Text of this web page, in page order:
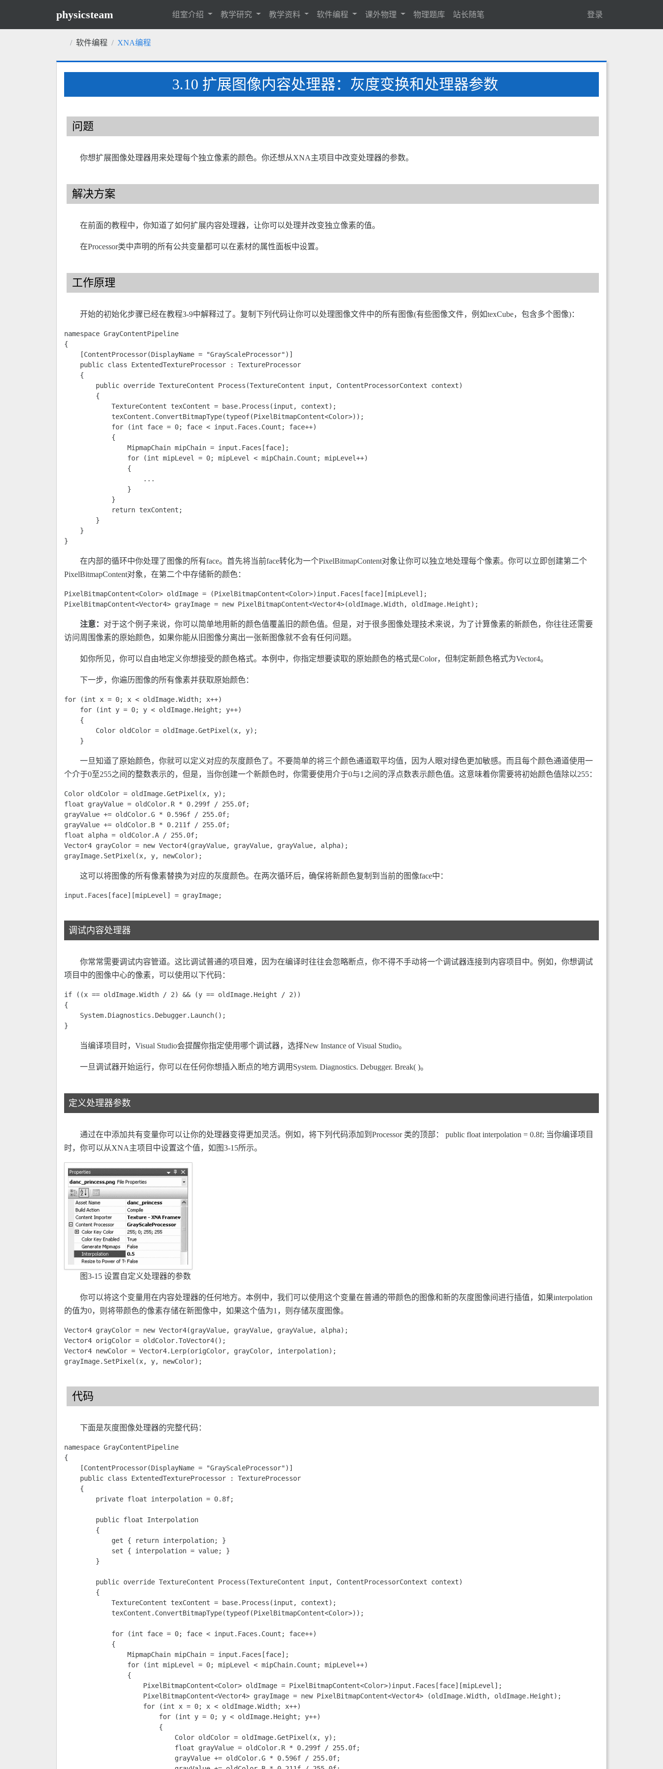
physicsteam 组室介绍 教学研究 教学资料 软件编程 课外物理 物理题库 站长随笔 登录
软件编程 XNA编程
3.10 扩展图像内容处理器：灰度变换和处理器参数
问题
你想扩展图像处理器用来处理每个独立像素的颜色。你还想从XNA主项目中改变处理器的参数。
解决方案
在前面的教程中，你知道了如何扩展内容处理器，让你可以处理并改变独立像素的值。
在Processor类中声明的所有公共变量都可以在素材的属性面板中设置。
工作原理
开始的初始化步骤已经在教程3-9中解释过了。复制下列代码让你可以处理图像文件中的所有图像(有些图像文件，例如texCube，包含多个图像)：
namespace GrayContentPipeline
{
    [ContentProcessor(DisplayName = "GrayScaleProcessor")]
    public class ExtentedTextureProcessor : TextureProcessor
    {
        public override TextureContent Process(TextureContent input, ContentProcessorContext context)
        {
            TextureContent texContent = base.Process(input, context);
            texContent.ConvertBitmapType(typeof(PixelBitmapContent<Color>));
            for (int face = 0; face < input.Faces.Count; face++)
            {
                MipmapChain mipChain = input.Faces[face];
                for (int mipLevel = 0; mipLevel < mipChain.Count; mipLevel++)
                {
                    ...
                }
            }
            return texContent;
        }
    }
}
在内部的循环中你处理了图像的所有face。首先将当前face转化为一个PixelBitmapContent对象让你可以独立地处理每个像素。你可以立即创建第二个
PixelBitmapContent对象，在第二个中存储新的颜色：
PixelBitmapContent<Color> oldImage = (PixelBitmapContent<Color>)input.Faces[face][mipLevel];
PixelBitmapContent<Vector4> grayImage = new PixelBitmapContent<Vector4>(oldImage.Width, oldImage.Height);
注意： 对于这个例子来说，你可以简单地用新的颜色值覆盖旧的颜色值。但是，对于很多图像处理技术来说，为了计算像素的新颜色，你往往还需要
访问周围像素的原始颜色，如果你能从旧图像分离出一张新图像就不会有任何问题。
如你所见，你可以自由地定义你想接受的颜色格式。本例中，你指定想要读取的原始颜色的格式是Color，但制定新颜色格式为Vector4。
下一步，你遍历图像的所有像素并获取原始颜色：
for (int x = 0; x < oldImage.Width; x++)
    for (int y = 0; y < oldImage.Height; y++)
    {
        Color oldColor = oldImage.GetPixel(x, y);
    }
一旦知道了原始颜色，你就可以定义对应的灰度颜色了。不要简单的将三个颜色通道取平均值，因为人眼对绿色更加敏感。而且每个颜色通道使用一
个介于0至255之间的整数表示的，但是，当你创建一个新颜色时，你需要使用介于0与1之间的浮点数表示颜色值。这意味着你需要将初始颜色值除以255：
Color oldColor = oldImage.GetPixel(x, y);
float grayValue = oldColor.R * 0.299f / 255.0f;
grayValue += oldColor.G * 0.596f / 255.0f;
grayValue += oldColor.B * 0.211f / 255.0f;
float alpha = oldColor.A / 255.0f;
Vector4 grayColor = new Vector4(grayValue, grayValue, grayValue, alpha);
grayImage.SetPixel(x, y, newColor);
这可以将图像的所有像素替换为对应的灰度颜色。在两次循环后，确保将新颜色复制到当前的图像face中：
input.Faces[face][mipLevel] = grayImage;
调试内容处理器
你常常需要调试内容管道。这比调试普通的项目难，因为在编译时往往会忽略断点，你不得不手动将一个调试器连接到内容项目中。例如，你想调试
项目中的图像中心的像素，可以使用以下代码：
if ((x == oldImage.Width / 2) && (y == oldImage.Height / 2))
{
    System.Diagnostics.Debugger.Launch();
}
当编译项目时，Visual Studio会提醒你指定使用哪个调试器，选择New Instance of Visual Studio。
一旦调试器开始运行，你可以在任何你想插入断点的地方调用System. Diagnostics. Debugger. Break( )。
定义处理器参数
通过在中添加共有变量你可以让你的处理器变得更加灵活。例如，将下列代码添加到Processor 类的顶部： public float interpolation = 0.8f; 当你编译项目
时，你可以从XNA主项目中设置这个值，如图3-15所示。
图3-15 设置自定义处理器的参数
你可以将这个变量用在内容处理器的任何地方。本例中，我们可以使用这个变量在普通的带颜色的图像和新的灰度图像间进行插值，如果interpolation
的值为0，则将带颜色的像素存储在新图像中，如果这个值为1，则存储灰度图像。
Vector4 grayColor = new Vector4(grayValue, grayValue, grayValue, alpha);
Vector4 origColor = oldColor.ToVector4();
Vector4 newColor = Vector4.Lerp(origColor, grayColor, interpolation);
grayImage.SetPixel(x, y, newColor);
代码
下面是灰度图像处理器的完整代码：
namespace GrayContentPipeline
{
    [ContentProcessor(DisplayName = "GrayScaleProcessor")]
    public class ExtentedTextureProcessor : TextureProcessor
    {
        private float interpolation = 0.8f;
        public float Interpolation
        {
            get { return interpolation; }
            set { interpolation = value; }
        }
        public override TextureContent Process(TextureContent input, ContentProcessorContext context)
        {
            TextureContent texContent = base.Process(input, context);
            texContent.ConvertBitmapType(typeof(PixelBitmapContent<Color>));
            for (int face = 0; face < input.Faces.Count; face++)
            {
                MipmapChain mipChain = input.Faces[face];
                for (int mipLevel = 0; mipLevel < mipChain.Count; mipLevel++)
                {
                    PixelBitmapContent<Color> oldImage = PixelBitmapContent<Color>)input.Faces[face][mipLevel];
                    PixelBitmapContent<Vector4> grayImage = new PixelBitmapContent<Vector4> (oldImage.Width, oldImage.Height);
                    for (int x = 0; x < oldImage.Width; x++)
                        for (int y = 0; y < oldImage.Height; y++)
                        {
                            Color oldColor = oldImage.GetPixel(x, y);
                            float grayValue = oldColor.R * 0.299f / 255.0f;
                            grayValue += oldColor.G * 0.596f / 255.0f;